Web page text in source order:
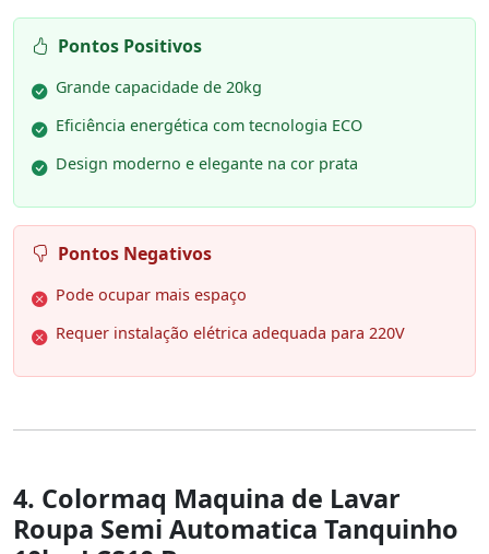
Pontos Positivos
Grande capacidade de 20kg
Eficiência energética com tecnologia ECO
Design moderno e elegante na cor prata
Pontos Negativos
Pode ocupar mais espaço
Requer instalação elétrica adequada para 220V
4. Colormaq Maquina de Lavar
Roupa Semi Automatica Tanquinho